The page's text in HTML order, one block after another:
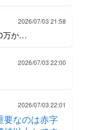
2026/07/03 21:58
万か…
2026/07/03 22:00
2026/07/03 22:01
要なのは赤字